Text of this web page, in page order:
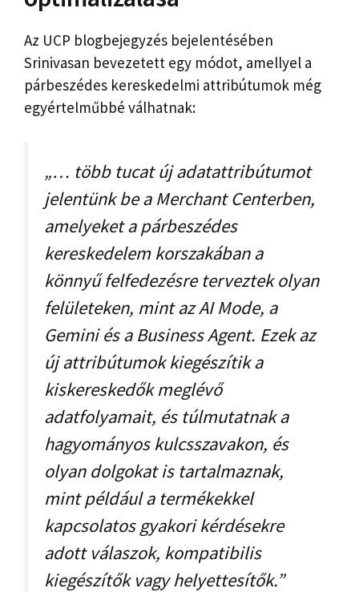
Az UCP blogbejegyzés bejelentésében
Srinivasan bevezetett egy módot, amellyel a
párbeszédes kereskedelmi attribútumok még
egyértelműbbé válhatnak:
„… több tucat új adatattribútumot
jelentünk be a Merchant Centerben,
amelyeket a párbeszédes
kereskedelem korszakában a
könnyű felfedezésre terveztek olyan
felületeken, mint az AI Mode, a
Gemini és a Business Agent. Ezek az
új attribútumok kiegészítik a
kiskereskedők meglévő
adatfolyamait, és túlmutatnak a
hagyományos kulcsszavakon, és
olyan dolgokat is tartalmaznak,
mint például a termékekkel
kapcsolatos gyakori kérdésekre
adott válaszok, kompatibilis
kiegészítők vagy helyettesítők.”